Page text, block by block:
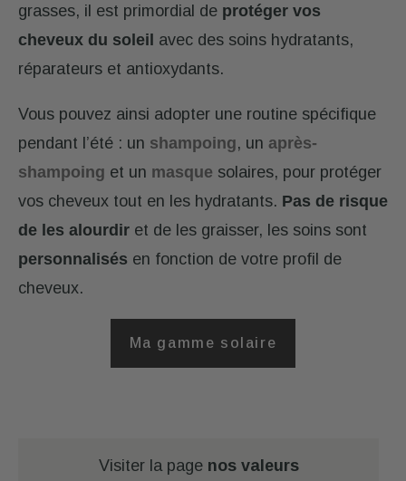
grasses, il est primordial de protéger vos
cheveux du soleil avec des soins hydratants,
réparateurs et antioxydants.
Vous pouvez ainsi adopter une routine spécifique
pendant l’été : un shampoing, un après-
shampoing et un masque solaires, pour protéger
vos cheveux tout en les hydratants. Pas de risque
de les alourdir et de les graisser, les soins sont
personnalisés en fonction de votre profil de
cheveux.
Ma gamme solaire
Visiter la page nos valeurs